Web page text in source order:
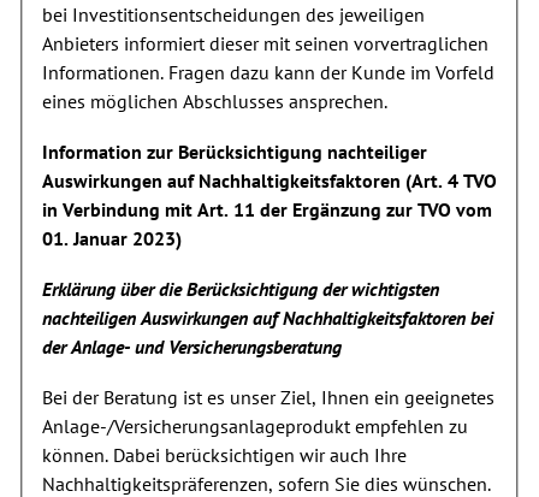
bei Investitionsentscheidungen des jeweiligen
Anbieters informiert dieser mit seinen vorvertraglichen
Informationen. Fragen dazu kann der Kunde im Vorfeld
eines möglichen Abschlusses ansprechen.
Information zur Berücksichtigung nachteiliger
Auswirkungen auf Nachhaltigkeitsfaktoren (Art. 4 TVO
in Verbindung mit Art. 11 der Ergänzung zur TVO vom
01. Januar 2023)
Erklärung über die Berücksichtigung der wichtigsten
nachteiligen Auswirkungen auf Nachhaltigkeitsfaktoren bei
der Anlage- und Versicherungsberatung
Bei der Beratung ist es unser Ziel, Ihnen ein geeignetes
Anlage-/Versicherungsanlageprodukt empfehlen zu
können. Dabei berücksichtigen wir auch Ihre
Nachhaltigkeitspräferenzen, sofern Sie dies wünschen.